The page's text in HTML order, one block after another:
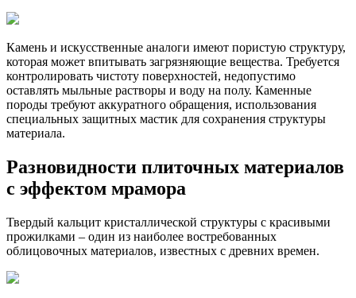
Камень и искусственные аналоги имеют пористую структуру,
которая может впитывать загрязняющие вещества. Требуется
контролировать чистоту поверхностей, недопустимо
оставлять мыльные растворы и воду на полу. Каменные
породы требуют аккуратного обращения, использования
специальных защитных мастик для сохранения структуры
материала.
Разновидности плиточных материалов
с эффектом мрамора
Твердый кальцит кристаллической структуры с красивыми
прожилками – один из наиболее востребованных
облицовочных материалов, известных с древних времен.